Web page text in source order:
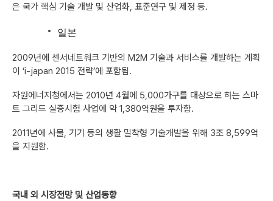
은 국가 핵심 기술 개발 및 산업화, 표준연구 및 제정 등.
일본
2009년에 센서네트워크 기반의 M2M 기술과 서비스를 개발하는 계획
이 ‘i-japan 2015 전략’에 포함됨.
자원에너지청에서는 2010년 4월에 5,000가구를 대상으로 하는 스마
트 그리드 실증시험 사업에 약 1,380억원을 투자함.
2011년에 사물, 기기 등의 생활 밀착형 기술개발을 위해 3조 8,599억
을 지원함.
국내 외 시장전망 및 산업동향